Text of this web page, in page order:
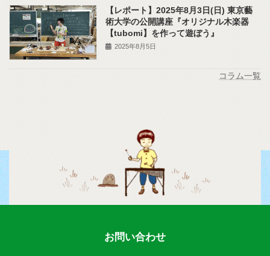
【レポート】2025年8月3日(日) 東京藝
術大学の公開講座『オリジナル木楽器
【tubomi】を作って遊ぼう』
2025年8月5日
コラム一覧
お問い合わせ